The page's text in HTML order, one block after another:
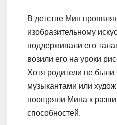
В детстве Мин
изобразительному
поддерживали его
возили его на уроки
Хотя родители не
музыкантами или
поощряли Мина к
способностей.